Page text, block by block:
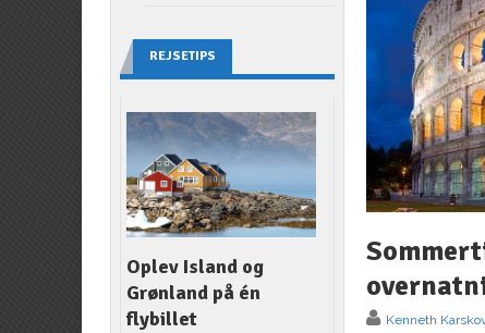
Kenneth
REJSETIPS
Oplev Island og
Grønland på én
flybillet